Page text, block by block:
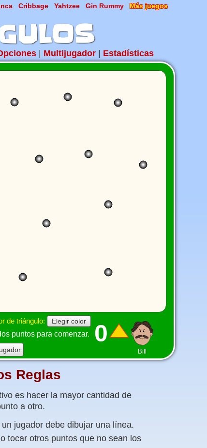
Cribbage Yahtzee Gin Rummy Más juegos
Multijugador Estadísticas
Bill
0
de triángulo: Elegir color
puntos para comenzar.
Reglas
es hacer la mayor cantidad de
a otro.
jugador debe dibujar una línea.
tocar otros puntos que no sean los